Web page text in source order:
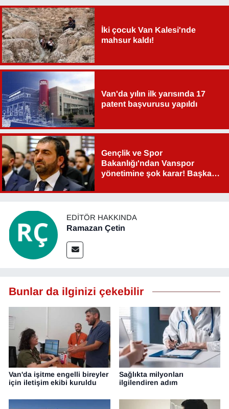
İki çocuk Van Kalesi'nde
mahsur kaldı!
Van'da yılın ilk yarısında 17
patent başvurusu yapıldı
Gençlik ve Spor
Bakanlığı'ndan Vanspor
yönetimine şok karar! Başkan
EDITÖR HAKKINDA
Ramazan Çetin
Bunlar da ilginizi çekebilir
Van'da işitme engelli bireyler
için iletişim ekibi kuruldu
Sağlıkta milyonları
ilgilendiren adım